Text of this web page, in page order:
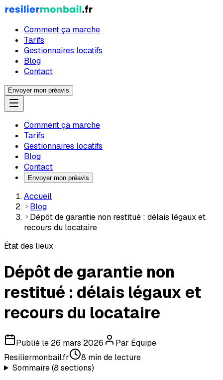
Comment ça marche
Tarifs
Gestionnaires locatifs
Blog
Contact
Envoyer mon préavis
Comment ça marche
Tarifs
Gestionnaires locatifs
Blog
Contact
Envoyer mon préavis
Accueil
Blog
Dépôt de garantie non restitué : délais légaux et
recours du locataire
État des lieux
Dépôt de garantie non
restitué : délais légaux et
recours du locataire
Publié le 26 mars 2026 Par Équipe
Resiliermonbail.fr
8 min de lecture
Sommaire (8 sections)